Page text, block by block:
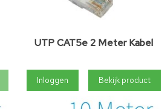
UTP CAT5e 2 Meter Kabel
Inloggen Bekijk product